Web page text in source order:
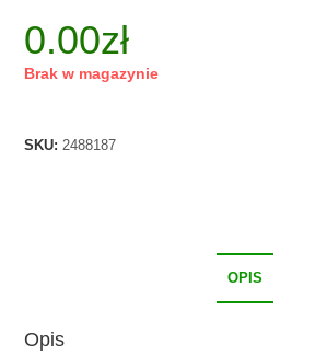
0.00zł
Brak w magazynie
SKU:2488187
OPIS
Opis